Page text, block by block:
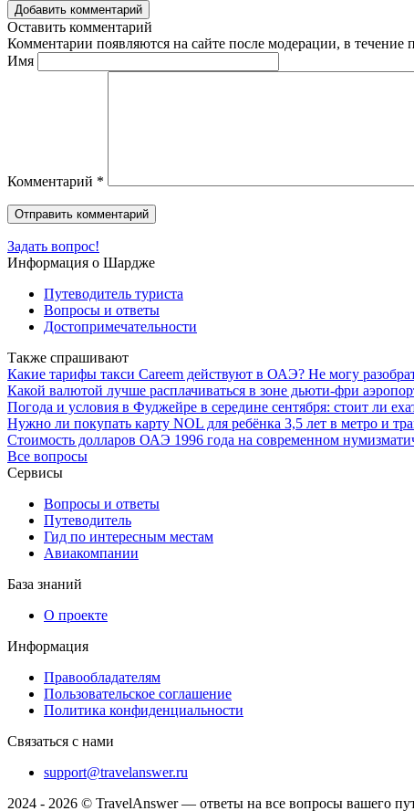
Добавить комментарий
Оставить комментарий
Комментарии появляются на сайте после модерации, в течение
Имя
Комментарий *
Задать вопрос!
Информация о Шардже
Путеводитель туриста
Вопросы и ответы
Достопримечательности
Также спрашивают
Какие тарифы такси Careem действуют в ОАЭ? Не могу
Какой валютой лучше расплачиваться в зоне дьюти-фри
Погода и условия в Фуджейре в середине сентября: стоит ли
Нужно ли покупать карту NOL для ребёнка 3,5 лет в метро и
Стоимость долларов ОАЭ 1996 года на современном
Все вопросы
Сервисы
Вопросы и ответы
Путеводитель
Гид по интересным местам
Авиакомпании
База знаний
О проекте
Информация
Правообладателям
Пользовательское соглашение
Политика конфиденциальности
Связаться с нами
support@travelanswer.ru
2024 - 2026 © TravelAnswer — ответы на все вопросы вашего